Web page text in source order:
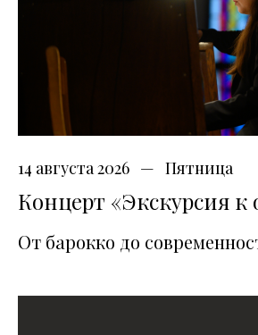
14 августа 2026 Пятница
Концерт «Экскурсия к
От барокко до